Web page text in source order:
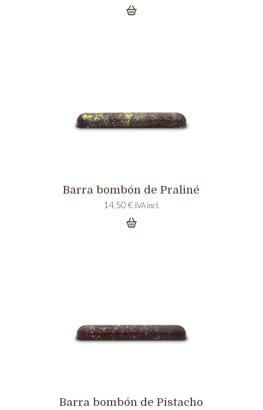
Barra bombón de Praliné
14,50 € IVA incl.
Barra bombón de Pistacho